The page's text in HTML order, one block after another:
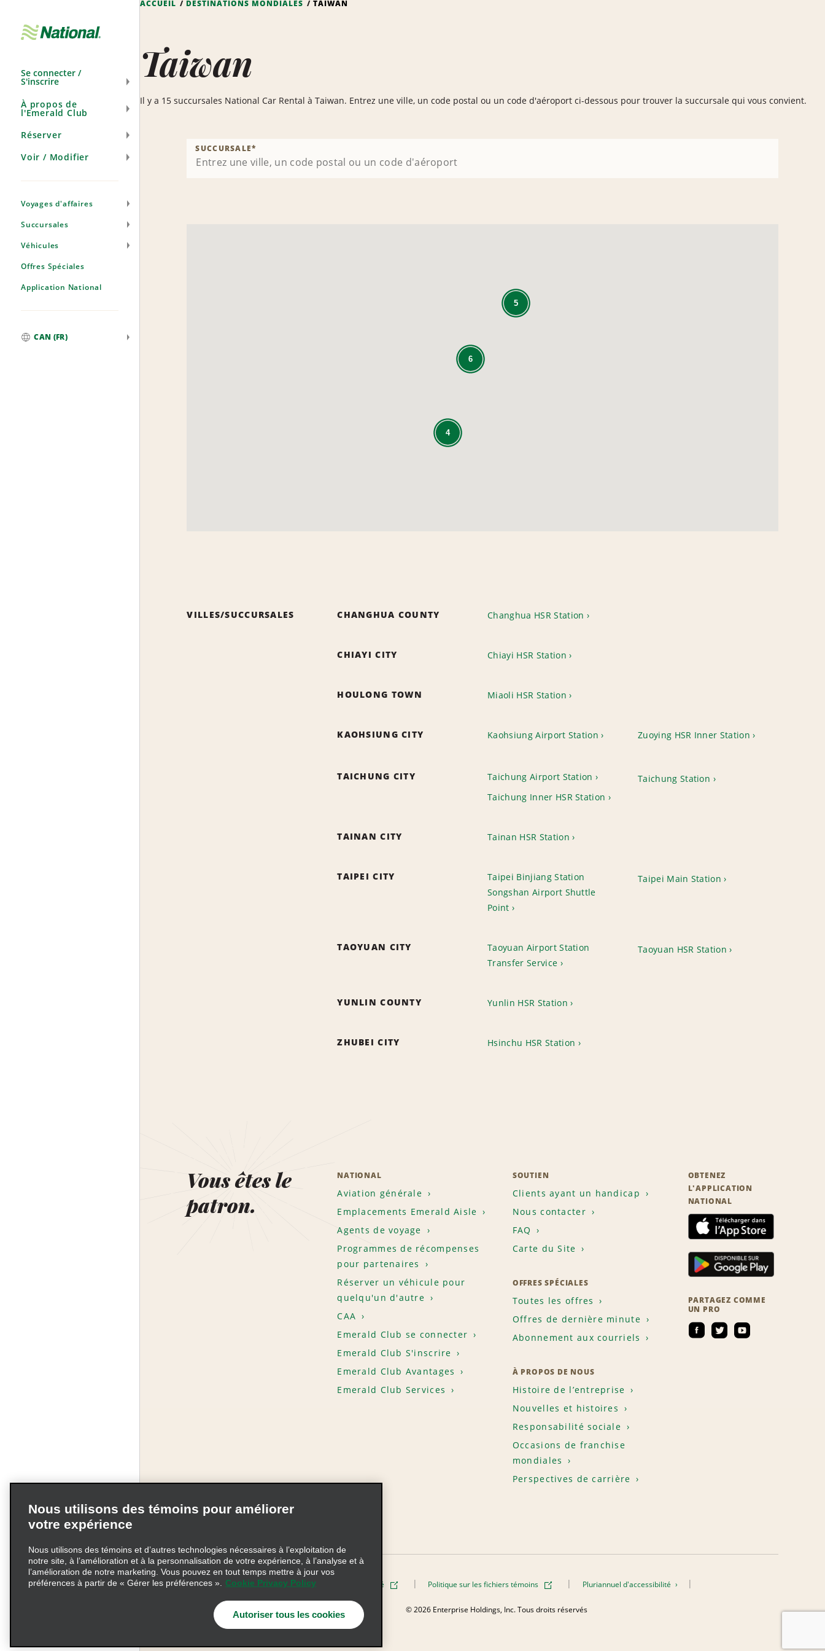
navigation
Se connecter /
S'inscrire
À propos de
l'Emerald Club
Réserver
Voir / Modifier
Voyages d'affaires
Succursales
Véhicules
Offres Spéciales
Application National
CAN (FR)
ACCUEIL DESTINATIONS MONDIALES TAÏWAN
Taiwan
Il y a 15 succursales National Car Rental à Taiwan. Entrez une ville, un code postal ou un code d'aéroport ci-dessous pour trouver la succursale qui vous convient.
SUCCURSALE*
5
6
4
VILLES/SUCCURSALES CHANGHUA COUNTY Changhua HSR Station
CHIAYI CITY Chiayi HSR Station
HOULONG TOWN Miaoli HSR Station
KAOHSIUNG CITY Kaohsiung Airport Station Zuoying HSR Inner Station
TAICHUNG CITY
Taichung Airport Station
Taichung Inner HSR Station
Taichung Station
TAINAN CITY Tainan HSR Station
TAIPEI CITY
Taipei Binjiang Station
Songshan Airport Shuttle
Point
Taipei Main Station
TAOYUAN CITY
Taoyuan Airport Station
Transfer Service
Taoyuan HSR Station
YUNLIN COUNTY Yunlin HSR Station
ZHUBEI CITY Hsinchu HSR Station
Vous êtes le
patron.
NATIONAL
Aviation générale
Emplacements Emerald Aisle
Agents de voyage
Programmes de récompenses
pour partenaires
Réserver un véhicule pour
quelqu'un d'autre
CAA
Emerald Club se connecter
Emerald Club S'inscrire
Emerald Club Avantages
Emerald Club Services
SOUTIEN
Clients ayant un handicap
Nous contacter
FAQ
Carte du Site
OFFRES SPÉCIALES
Toutes les offres
Offres de dernière minute
Abonnement aux courriels
À PROPOS DE NOUS
Histoire de l’entreprise
Nouvelles et histoires
Responsabilité sociale
Occasions de franchise
mondiales
Perspectives de carrière
OBTENEZ
L'APPLICATION
NATIONAL
PARTAGEZ COMME
UN PRO
Modalités d'utilisation Politique de confidentialité Politique sur les fichiers témoins Pluriannuel d'accessibilité
Choix de confidentialité AdChoices © 2026 Enterprise Holdings, Inc. Tous droits réservés
Nous utilisons des témoins pour améliorer
votre expérience
Nous utilisons des témoins et d’autres technologies nécessaires à l’exploitation de
notre site, à l’amélioration et à la personnalisation de votre expérience, à l’analyse et à
l’amélioration de notre marketing. Vous pouvez en tout temps mettre à jour vos
préférences à partir de « Gérer les préférences ».
Cookie Privacy Policy
Autoriser tous les cookies